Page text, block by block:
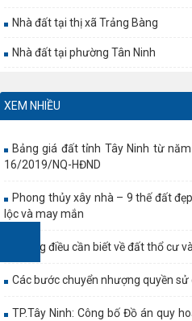
Nhà đất tại thị xã Trảng Bàng
Nhà đất tại phường Tân Ninh
XEM NHIỀU
Bảng giá đất tỉnh Tây Ninh từ
16/2019/NQ-HĐND
Phong thủy xây nhà – 9 thế đất
lộc và may mắn
Những điều cần biết về đất thổ cư
Các bước chuyển nhượng quyền sử
TP.Tây Ninh: Công bố Đồ án quy